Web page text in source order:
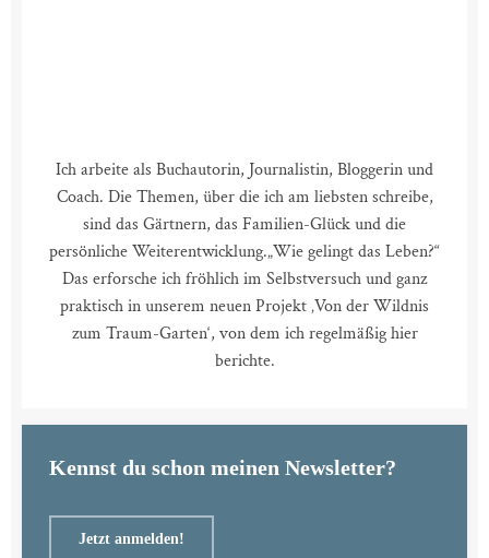
Ich arbeite als Buchautorin, Journalistin, Bloggerin und
Coach. Die Themen, über die ich am liebsten schreibe,
sind das Gärtnern, das Familien-Glück und die
persönliche Weiterentwicklung.„Wie gelingt das Leben?“
Das erforsche ich fröhlich im Selbstversuch und ganz
praktisch in unserem neuen Projekt ‚Von der Wildnis
zum Traum-Garten‘, von dem ich regelmäßig hier
berichte.
Kennst du schon meinen Newsletter?
Jetzt anmelden!